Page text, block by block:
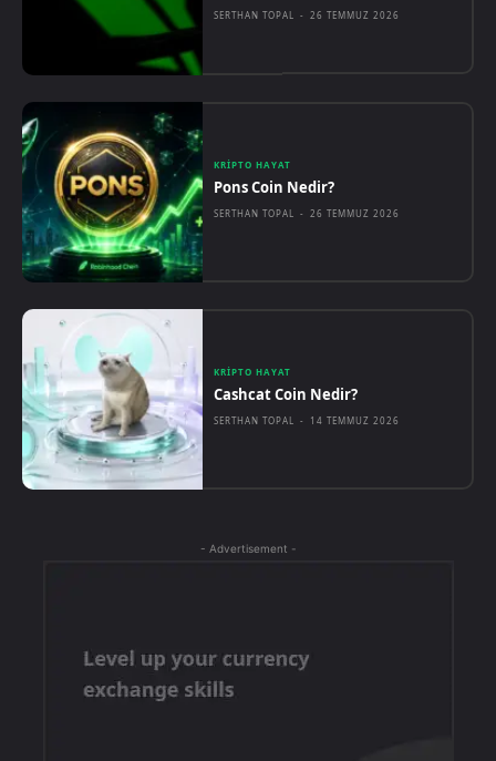
SERTHAN TOPAL - 26 TEMMUZ 2026
KRIPTO HAYAT
Pons Coin Nedir?
SERTHAN TOPAL - 26 TEMMUZ 2026
KRIPTO HAYAT
Cashcat Coin Nedir?
SERTHAN TOPAL - 14 TEMMUZ 2026
- Advertisement -